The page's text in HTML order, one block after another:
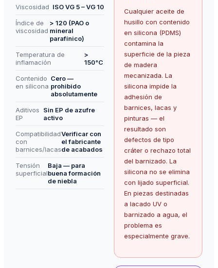
Viscosidad ISO VG 5 – VG 10
Índice de
viscosidad
> 120 (PAO o
mineral
parafínico)
Temperatura de
inflamación
>
150°C
Contenido
en silicona
Cero —
prohibido
absolutamente
Aditivos
EP
Sin EP de azufre
activo
Compatibilidad
con
barnices/lacas
Verificar con
el fabricante
de acabados
Tensión
superficial
Baja — para
buena formación
de niebla
Cualquier aceite de
husillo con contenido
en silicona (PDMS)
contamina la
superficie de la pieza
de madera
mecanizada. La
silicona impide la
adhesión de
barnices, lacas y
pinturas — el
resultado son
defectos de tipo
cráter o rechazo total
del barnizado. La
silicona no se elimina
con lijado superficial.
En piezas destinadas
a lacado UV o
barnizado a agua, el
problema es
especialmente grave.